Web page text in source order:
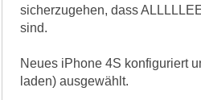
sicherzugehen, dass
sind.
Neues iPhone 4S konfiguriert
laden) ausgewählt.